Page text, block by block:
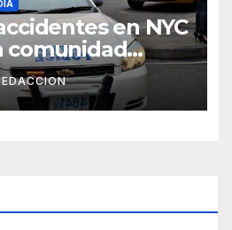
en NYC
comunidad